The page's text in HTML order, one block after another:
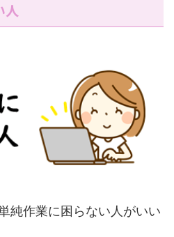
人
純作業に困らない人がいい